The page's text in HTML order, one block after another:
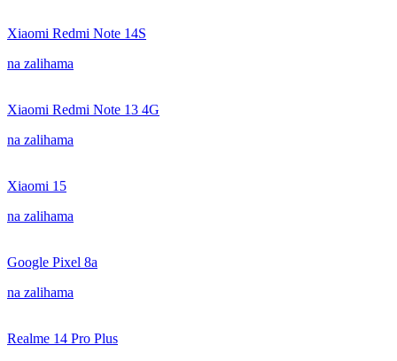
Xiaomi Redmi Note 14S
na zalihama
Xiaomi Redmi Note 13 4G
na zalihama
Xiaomi 15
na zalihama
Google Pixel 8a
na zalihama
Realme 14 Pro Plus